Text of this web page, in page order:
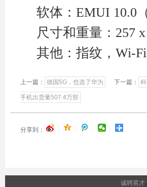
软体：EMUI 10.0
尺寸和重量：257
其他：指纹，Wi-Fi
上一篇： 德国5G，也选了华为 下一篇：
手机出货量507.4万部
分享到：
诚聘英才